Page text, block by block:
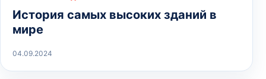
История самых высоких зданий в
мире
04.09.2024